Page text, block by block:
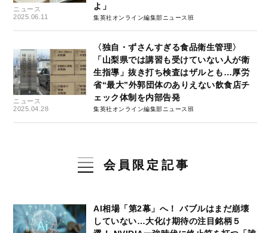
ニュース
2025.06.11
よ」
集英社オンライン編集部ニュース班
ニュース
2025.04.28
〈独自・ずさんすぎる食品衛生管理〉
「山梨県では講習も受けていない人が衛
生指導」抜き打ち検査はザルとも…厚労
省“最大”外郭団体のありえない飲食店チ
ェック体制を内部告発
集英社オンライン編集部ニュース班
会員限定記事
AI相場「第2幕」へ！ バブルはまだ崩壊
していない…大化け期待の注目銘柄５